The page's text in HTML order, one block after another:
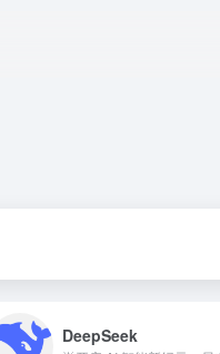
DeepSeek